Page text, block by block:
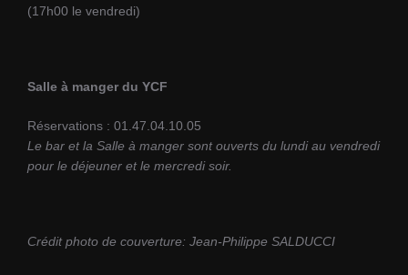
(17h00 le vendredi)
Salle à manger du YCF
Réservations : 01.47.04.10.05
Le bar et la Salle à manger sont ouverts du lundi au vendredi
pour le déjeuner et le mercredi soir.
Crédit photo de couverture: Jean-Philippe SALDUCCI